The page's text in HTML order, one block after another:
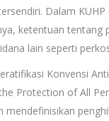
Dalam
ketentuan tentang
lain seperti
Konvensi
Protection of All